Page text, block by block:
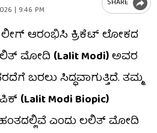
| 9:46 PM
SHARE
ಆರಂಭಿಸಿ ಕ್ರಿಕೆಟ್ ಲೋಕದ
ಮೋದಿ (Lalit Modi)ಅವರ
ಬರಲು ಸಿದ್ಧವಾಗುತ್ತಿದೆ. ತಮ್ಮ
(Lalit Modi Biopic)
ಹಂತದಲ್ಲಿವೆ ಎಂದು ಲಲಿತ್ ಮೋದಿ